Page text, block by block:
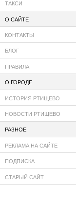
ТАКСИ
О САЙТЕ
КОНТАКТЫ
БЛОГ
ПРАВИЛА
О ГОРОДЕ
ИСТОРИЯ РТИЩЕВО
НОВОСТИ РТИЩЕВО
РАЗНОЕ
РЕКЛАМА НА САЙТЕ
ПОДПИСКА
СТАРЫЙ САЙТ